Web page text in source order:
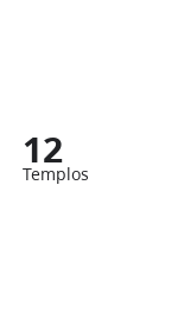
12
Templos